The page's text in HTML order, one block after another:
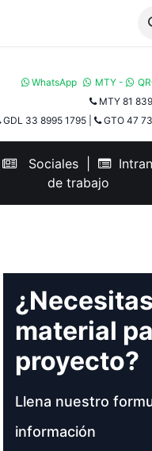
WhatsApp
MTY -
MTY 81
GDL 33 8995 1795
GTO 47
Sociales
de trabajo
material
proyecto?
Llena nuestro
información